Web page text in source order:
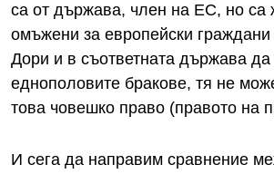
са от държава, член на ЕС, но са
омъжени за европейски
Дори и в съответната държава
еднополовите бракове, тя не
това човешко право (правото на
И сега да направим сравнение